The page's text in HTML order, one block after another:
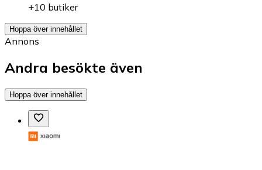
+10 butiker
Hoppa över innehållet
Annons
Andra besökte även
Hoppa över innehållet